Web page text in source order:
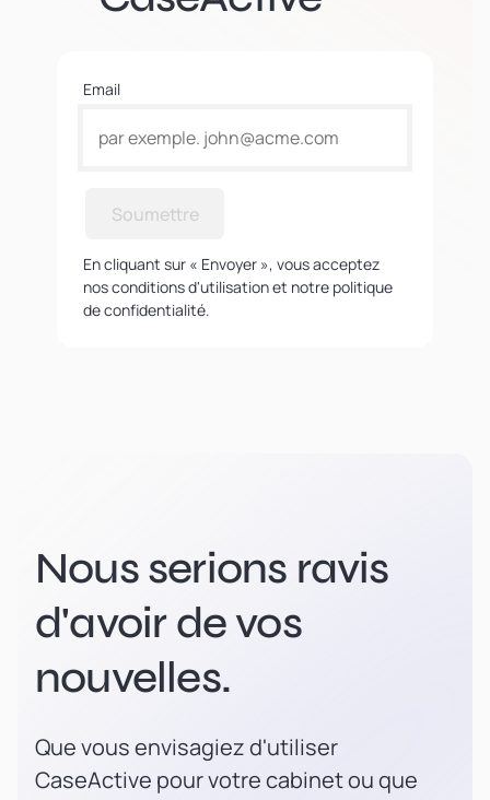
Email
Soumettre
En cliquant sur « Envoyer », vous acceptez
nos conditions d'utilisation et notre politique
de confidentialité.
Nous serions ravis
d'avoir de vos
nouvelles.
Que vous envisagiez d'utiliser
CaseActive pour votre cabinet ou que